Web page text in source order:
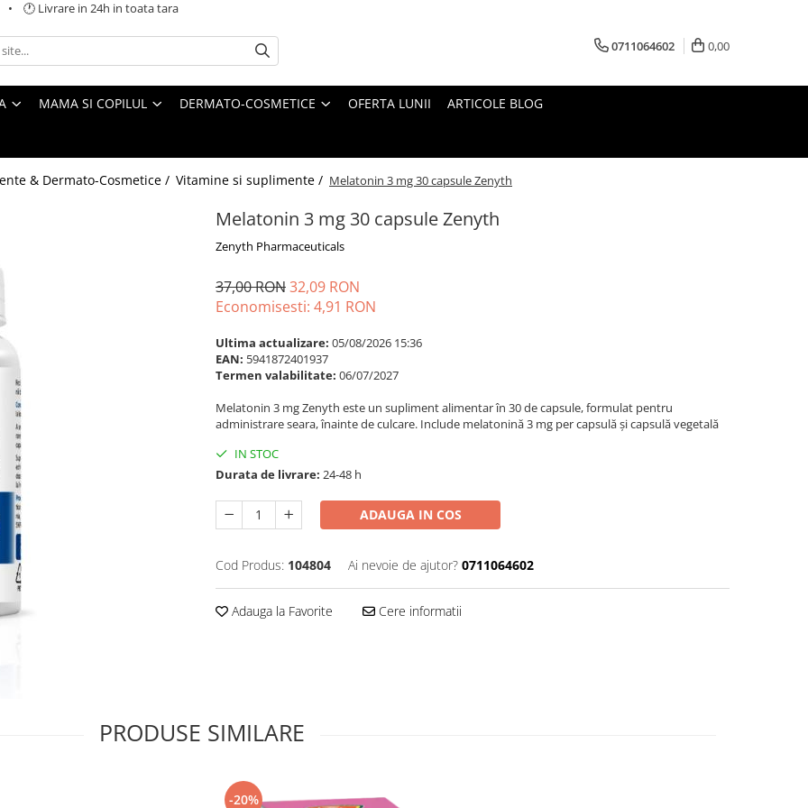
• 🕐 Livrare in 24h in toata tara
0711064602 0,00
MAMA SI COPILUL DERMATO-COSMETICE OFERTA LUNII ARTICOLE BLOG
& Dermato-Cosmetice / Vitamine si suplimente / Melatonin 3 mg 30 capsule Zenyth
Melatonin 3 mg 30 capsule Zenyth
Zenyth Pharmaceuticals
37,00 RON32,09 RON
Economisesti: 4,91 RON
Ultima actualizare: 05/08/2026 15:36
EAN: 5941872401937
Termen valabilitate: 06/07/2027
Melatonin 3 mg Zenyth este un supliment alimentar în 30 de capsule, formulat pentru
administrare seara, înainte de culcare. Include melatonină 3 mg per capsulă și capsulă vegetală
IN STOC
Durata de livrare: 24-48 h
ADAUGA IN COS
Cod Produs: 104804 Ai nevoie de ajutor? 0711064602
Adauga la Favorite Cere informatii
PRODUSE SIMILARE
-20%